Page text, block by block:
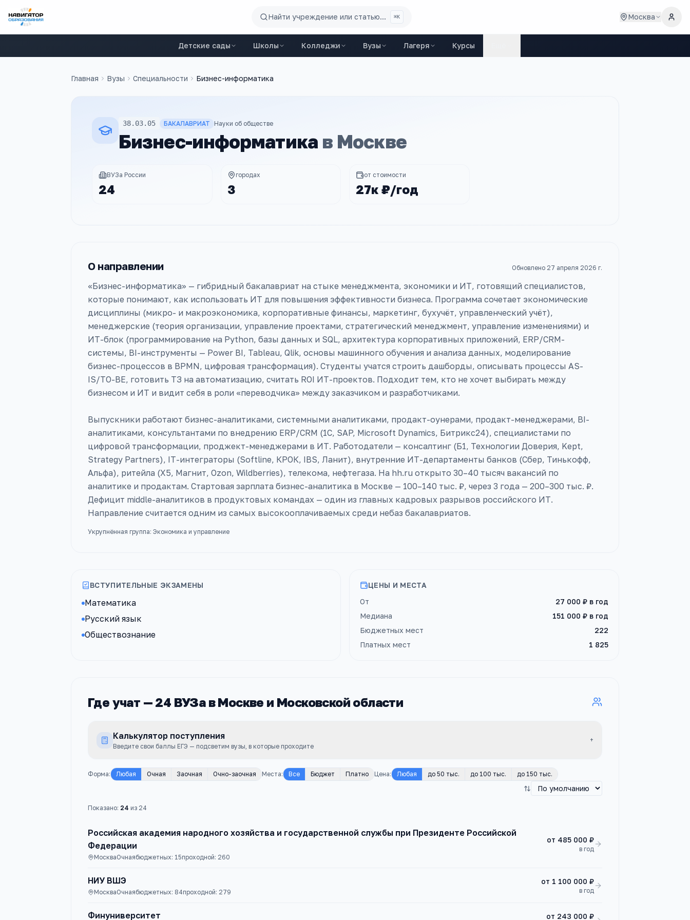
Найти учреждение или статью... ⌘K Москва
Детские сады Школы Колледжи Вузы Лагеря Курсы
Главная Вузы Специальности Бизнес-информатика
38.03.05 БАКАЛАВРИАТ Науки об обществе
Бизнес-информатикав Москве
ВУЗа России
24
городах
3
от стоимости
27к ₽/год
О направлении Обновлено 27 апреля 2026 г.
«Бизнес-информатика» — гибридный бакалавриат на стыке менеджмента, экономики и ИТ, готовящий специалистов,
которые понимают, как использовать ИТ для повышения эффективности бизнеса. Программа сочетает экономические
дисциплины (микро- и макроэкономика, корпоративные финансы, маркетинг, бухучёт, управленческий учёт),
менеджерские (теория организации, управление проектами, стратегический менеджмент, управление изменениями) и
ИТ-блок (программирование на Python, базы данных и SQL, архитектура корпоративных приложений, ERP/CRM-
системы, BI-инструменты — Power BI, Tableau, Qlik, основы машинного обучения и анализа данных, моделирование
бизнес-процессов в BPMN, цифровая трансформация). Студенты учатся строить дашборды, описывать процессы AS-
IS/TO-BE, готовить ТЗ на автоматизацию, считать ROI ИТ-проектов. Подходит тем, кто не хочет выбирать между
бизнесом и ИТ и видит себя в роли «переводчика» между заказчиком и разработчиками.
Выпускники работают бизнес-аналитиками, системными аналитиками, продакт-оунерами, продакт-менеджерами, BI-
аналитиками, консультантами по внедрению ERP/CRM (1С, SAP, Microsoft Dynamics, Битрикс24), специалистами по
цифровой трансформации, проджект-менеджерами в ИТ. Работодатели — консалтинг (Б1, Технологии Доверия, Kept,
Strategy Partners), IT-интеграторы (Softline, КРОК, IBS, Ланит), внутренние ИТ-департаменты банков (Сбер, Тинькофф,
Альфа), ритейла (Х5, Магнит, Ozon, Wildberries), телекома, нефтегаза. На hh.ru открыто 30–40 тысяч вакансий по
аналитике и продактам. Стартовая зарплата бизнес-аналитика в Москве — 100–140 тыс. ₽, через 3 года — 200–300 тыс. ₽.
Дефицит middle-аналитиков в продуктовых командах — один из главных кадровых разрывов российского ИТ.
Направление считается одним из самых высокооплачиваемых среди небаз бакалавриатов.
Укрупнённая группа: Экономика и управление
ВСТУПИТЕЛЬНЫЕ ЭКЗАМЕНЫ
Математика
Русский язык
Обществознание
ЦЕНЫ И МЕСТА
От
27 000 ₽ в год
Медиана
151 000 ₽ в год
Бюджетных мест
222
Платных мест
1 825
Где учат — 24 ВУЗа в Москве и Московской области
Калькулятор поступления
Введите свои баллы ЕГЭ — подсветим вузы, в которые проходите
+
Форма: Любая Очная Заочная Очно-заочная Места: Все Бюджет Платно Цена: Любая до 50 тыс. до 100 тыс. до 150 тыс.
Показано: 24 из 24
Российская академия народного хозяйства и государственной службы при Президенте Российской
Федерации
МоскваОчнаябюджетных: 15проходной: 260
от 485 000 ₽
в год
НИУ ВШЭ
МоскваОчнаябюджетных: 84проходной: 279
от 1 100 000 ₽
в год
Финуниверситет от 243 000 ₽